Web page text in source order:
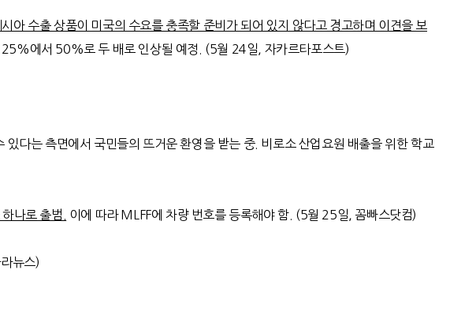
아 수출 상품이 미국의 수요를 충족할 준비가 되어 있지 않다고 경고하며 이견을 보
에서 50%로 두 배로 인상될 예정. (5월 24일, 자카르타포스트)
있다는 측면에서 국민들의 뜨거운 환영을 받는 중. 비로소 산업요원 배출을 위한 학교
나로 출범. 이에 따라 MLFF에 차량 번호를 등록해야 함. (5월 25일, 꼼빠스닷컴)
뉴스)